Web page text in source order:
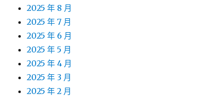
2025 年 8 月
2025 年 7 月
2025 年 6 月
2025 年 5 月
2025 年 4 月
2025 年 3 月
2025 年 2 月